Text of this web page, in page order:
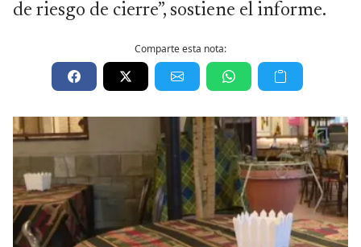
de riesgo de cierre”, sostiene el informe.
Comparte esta nota: